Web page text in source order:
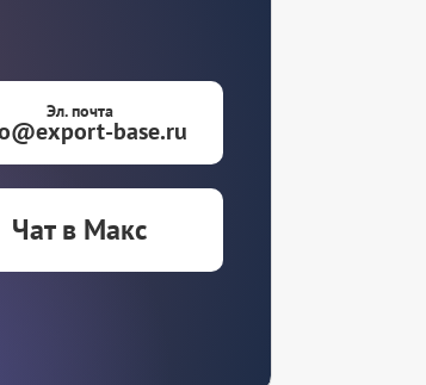
Эл. почта
base.ru
Чат в Макс